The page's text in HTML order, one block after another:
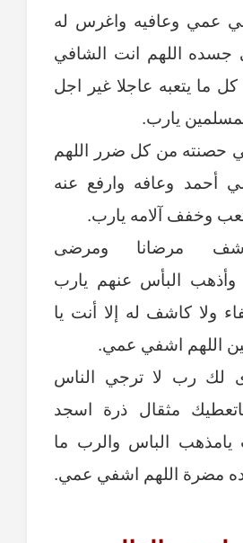
عمي وعافيه واغرس له
جسده اللهم انت الشافي
كل ما يتعبه عاجلا غير اجل
يارب.
حصنته من كل ضرر اللهم
أحمد وعافه وارفع عنه
وخفف آلامه يارب.
أشف مرضانا ومرضى
وأذهب البأس عنهم يارب
ولا كاشف له إلا أنت يا
اللهم اشفي عمي.
لك رب لا ترجي الناس
مثقال ذرة اسجد
يامذهب الباس والرب ما
مضرة اللهم اشفي عمي.